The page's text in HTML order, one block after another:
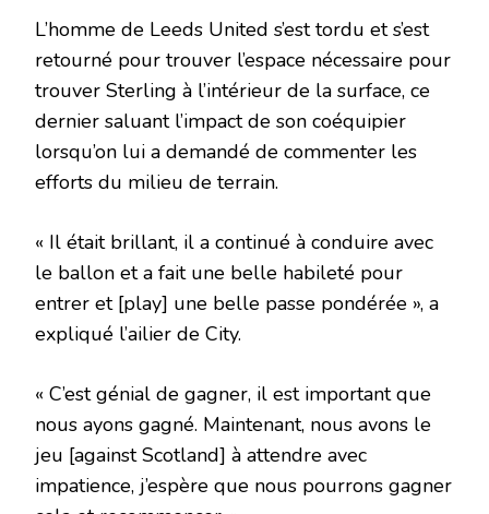
L’homme de Leeds United s’est tordu et s’est
retourné pour trouver l’espace nécessaire pour
trouver Sterling à l’intérieur de la surface, ce
dernier saluant l’impact de son coéquipier
lorsqu’on lui a demandé de commenter les
efforts du milieu de terrain.
« Il était brillant, il a continué à conduire avec
le ballon et a fait une belle habileté pour
entrer et [play] une belle passe pondérée », a
expliqué l’ailier de City.
« C’est génial de gagner, il est important que
nous ayons gagné. Maintenant, nous avons le
jeu [against Scotland] à attendre avec
impatience, j’espère que nous pourrons gagner